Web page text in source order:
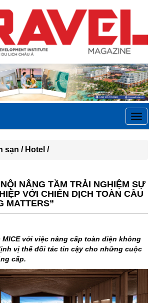
sạn / Hotel /
NÂNG TẦM TRẢI NGHIỆM SỰ
VỚI CHIẾN DỊCH TOÀN CẦU
MATTERS”
với việc nâng cấp toàn diện không
vị thế đối tác tin cậy cho những cuộc
cấp.